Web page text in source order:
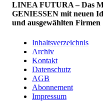
LINEA FUTURA – Das
GENIESSEN mit neuen
und ausgewählten Firmen
Inhaltsverzeichnis
Archiv
Kontakt
Datenschutz
AGB
Abonnement
Impressum